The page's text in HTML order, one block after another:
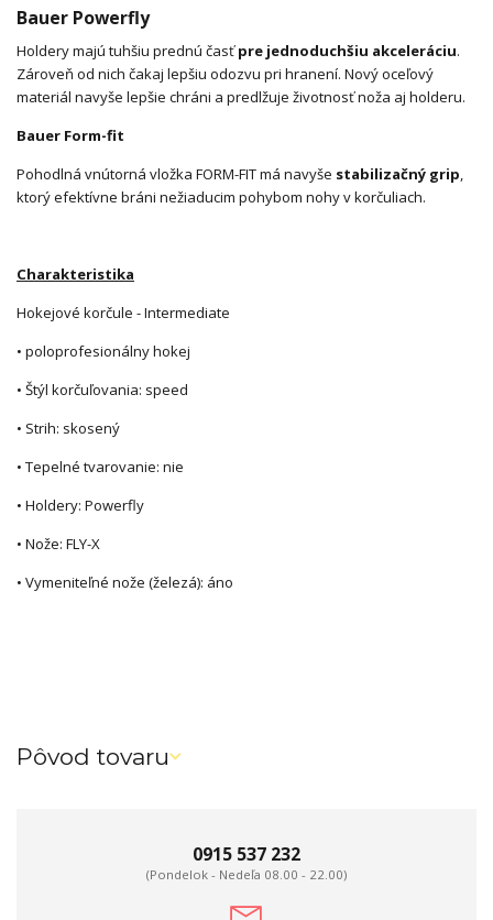
Bauer Powerfly
Holdery majú tuhšiu prednú časťpre jednoduchšiu akceleráciu.
Zároveň od nich čakaj lepšiu odozvu pri hranení. Nový oceľový
materiál navyše lepšie chráni a predlžuje životnosť noža aj holderu.
Bauer Form-fit
Pohodlná vnútorná vložka FORM-FIT má navyše stabilizačný grip,
ktorý efektívne bráni nežiaducim pohybom nohy v korčuliach.
Charakteristika
Hokejové korčule - Intermediate
• poloprofesionálny hokej
• Štýl korčuľovania: speed
• Strih: skosený
• Tepelné tvarovanie: nie
• Holdery: Powerfly
• Nože: FLY-X
• Vymeniteľné nože (železá): áno
Pôvod tovaru
0915 537 232
(Pondelok - Nedeľa 08.00 - 22.00)